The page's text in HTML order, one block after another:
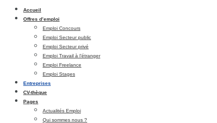
Accueil
Offres d’emploi
Emploi Concours
Emploi Secteur public
Emploi Secteur privé
Emploi Travail à l’étranger
Emploi Freelance
Emploi Stages
Entreprises
CV-thèque
Pages
Actualités Emploi
Qui sommes nous ?